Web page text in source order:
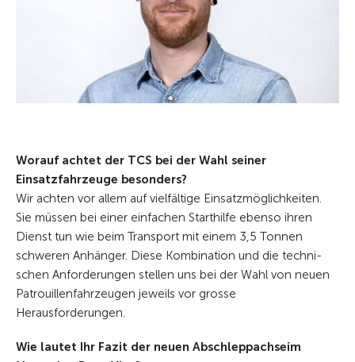
Worauf achtet der TCS bei der Wahl seiner
Einsatzfahrzeuge besonders?
Wir achten vor allem auf vielfältige Einsatzmöglichkeiten.
Sie müssen bei ­einer einfachen Starthilfe eben­so ihren
Dienst tun wie beim Trans­port mit ­einem 3,5 Tonnen
schweren Anhänger. Diese Kombination und die techni­
schen Anforderungen stellen uns bei der Wahl von neuen
Patrouillenfahr­zeugen jeweils vor grosse
Herausforderungen.
Wie lautet Ihr Fazit der neuen Abschleppachseim